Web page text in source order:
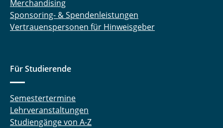
Merchandising
Sponsoring- & Spendenleistungen
Vertrauenspersonen für Hinweisgeber
Für Studierende
Semestertermine
Lehrveranstaltungen
Studiengänge von A-Z